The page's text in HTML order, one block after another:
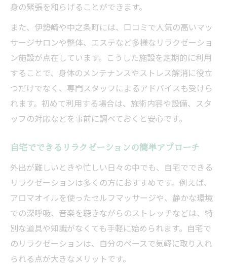
身の緊張を和らげることができます。
また、伊勢崎や中之条町には、口コミで人気の高いマッ
サージサロンや整体、エステなど多様なリラクゼーショ
ン施設が点在しています。こうした施設を定期的に利用
することで、身体のメンテナンスやストレス解消に役立
つだけでなく、専門スタッフによるアドバイスも受けら
れます。初めて利用する場合は、施術内容や設備、スタ
ッフの対応などを事前に調べておくと安心です。
自宅でできるリラクゼーションの簡単アプローチ
外出が難しいときや忙しい日々の中でも、自宅でできる
リラクゼーションは多くの方におすすめです。例えば、
アロマオイルを使ったセルフマッサージや、静かな環境
での深呼吸、音楽を聴きながらのストレッチなどは、特
別な道具や知識がなくても手軽に始められます。自宅で
のリラクゼーションは、自分のペースで気軽に取り入れ
られる点が大きなメリットです。